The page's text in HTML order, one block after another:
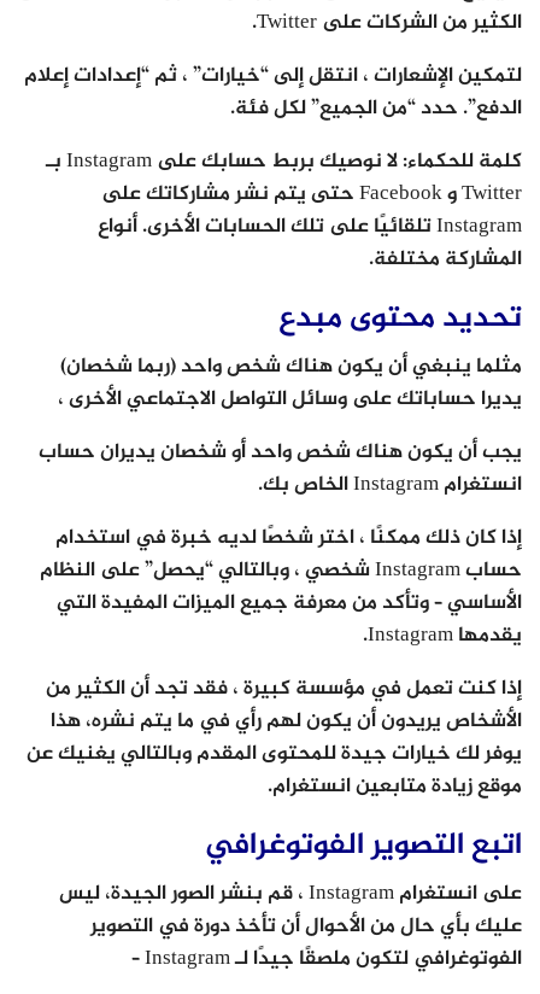
الكثير من الشركات على Twitter.
لتمكين الإشعارات ، انتقل إلى “خيارات” ، ثم “إعدادات إعلام
الدفع”. حدد “من الجميع” لكل فئة.
كلمة للحكماء: لا نوصيك بربط حسابك على Instagram بـ
Twitter و Facebook حتى يتم نشر مشاركاتك على
Instagram تلقائيًا على تلك الحسابات الأخرى. أنواع
المشاركة مختلفة.
تحديد محتوى مبدع
مثلما ينبغي أن يكون هناك شخص واحد (ربما شخصان)
يديرا حساباتك على وسائل التواصل الاجتماعي الأخرى ،
يجب أن يكون هناك شخص واحد أو شخصان يديران حساب
انستغرام Instagram الخاص بك.
إذا كان ذلك ممكنًا ، اختر شخصًا لديه خبرة في استخدام
حساب Instagram شخصي ، وبالتالي “يحصل” على النظام
الأساسي – وتأكد من معرفة جميع الميزات المفيدة التي
يقدمها Instagram.
إذا كنت تعمل في مؤسسة كبيرة ، فقد تجد أن الكثير من
الأشخاص يريدون أن يكون لهم رأي في ما يتم نشره، هذا
يوفر لك خيارات جيدة للمحتوى المقدم وبالتالي يغنيك عن
موقع زيادة متابعين انستغرام.
اتبع التصوير الفوتوغرافي
على انستغرام Instagram ، قم بنشر الصور الجيدة، ليس
عليك بأي حال من الأحوال أن تأخذ دورة في التصوير
الفوتوغرافي لتكون ملصقًا جيدًا لـ Instagram –